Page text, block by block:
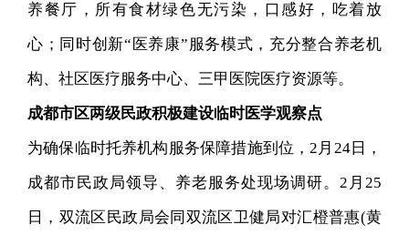
养餐厅，所有食材绿色无污染，口感好，吃着放
心；同时创新“医养康”服务模式，充分整合养老机
构、社区医疗服务中心、三甲医院医疗资源等。
成都市区两级民政积极建设临时医学观察点
为确保临时托养机构服务保障措施到位，2月24日，
成都市民政局领导、养老服务处现场调研。2月25
日，双流区民政局会同双流区卫健局对汇橙普惠(黄